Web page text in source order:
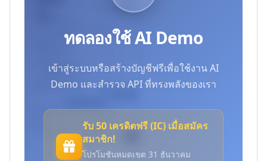
ทดลองใช้ AI Demo
เข้าสู่ระบบหรือสร้างบัญชีฟรีเพื่อใช้งาน AI
Demo และสำรวจ API ที่ทรงพลังของเรา
รับ 50 เครดิตฟรี (IC) เมื่อสมัคร
สมาชิก!
โปรโมชันหมดเขต 31 ธันวาคม